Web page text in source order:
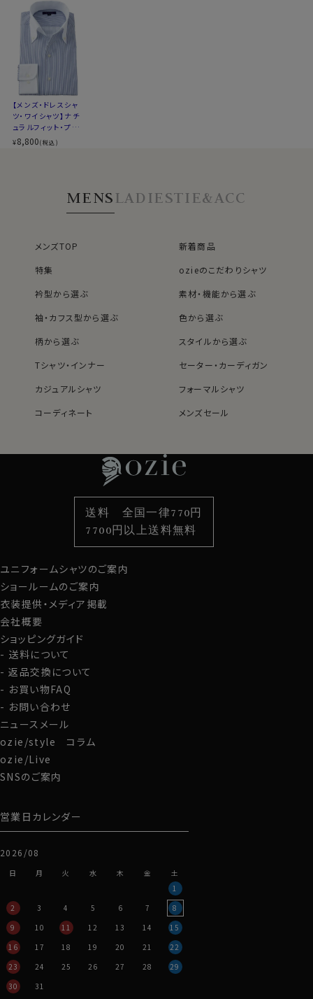
きく出るよう、また衿元がよりきれいに開くように仕上げ
ました。
また、クレリックにすることにより、白い衿と身頃の柄のコ
ントラストがさらなるエレガンス度UPに貢献。
より一層上品で清潔感あふれる印象を与えます。
ノーネクタイ専用のややカジュアル度の高い商品であり
WEBミーティングの画面映えも抜群です！
また結婚式の二次会等ノーネクタイで臨むフォーマルや
アクセントとして首周りにアスコットタイなどを巻くと、よ
りいっそうエレガンス度UPです。
カフス部分はコンバーチブルカフスになっておりますの
S-37～LL-43・3L-45･4L-47cm / トールM-88・L-
スタイル
ナチュラルフィット
生産国
中国
▼スポット商品につき再入荷はございませんのでご了承
ください
▼お手入れについて
高級生地使用商品のため、洗濯絵表示をご参照の上、ク
リーニングに出される場合は、注意して取り扱っていただ
くよう一言お口添えください。
適度に絞ったウエストラインは細すぎず、それでいてダボ
つきのないシルエット。
になっています。
は絞りを若干ゆるくしております。 細さを気にせず一般的
なサイズと同じ感覚でお選びください。
【メンズ・ドレスシャ
ツ・ワイシャツ】ナチ
ュラルフィット・プレ
ミアムコットン130
番手双糸・イタリア
リック・ポケット無し
¥8,800(税込)
MENSLADIESTIE&ACC
メンズTOP
新着商品
特集
ozieのこだわりシャツ
衿型から選ぶ
素材・機能から選ぶ
袖・カフス型から選ぶ
色から選ぶ
柄から選ぶ
スタイルから選ぶ
Tシャツ・インナー
セーター・カーディガン
カジュアルシャツ
フォーマルシャツ
コーディネート
メンズセール
袖・カフス型から選ぶ
色から選ぶ
柄から選ぶ
スタイルから選ぶ
カジュアルシャツ
定番シャツ
カフスボタン
サスペンダー
財布・名刺入れ
バッグ
ストール・マフラー
グローブ
ユニフォームシャツのご案内
ショールームのご案内
衣装提供・メディア掲載
会社概要
ショッピングガイド
送料について
返品交換について
お買い物FAQ
お問い合わせ
ニュースメール
ozie/style コラム
ozie/Live
SNSのご案内
営業日カレンダー
2026/08
日 月 火 水 木 金
土
1
2
3 4 5 6 7
8
9
10 11 12 13 14
15
16
17 18 19 20 21
22
23
24 25 26 27 28
29
30
31
送料 全国一律770円
7700円以上送料無料